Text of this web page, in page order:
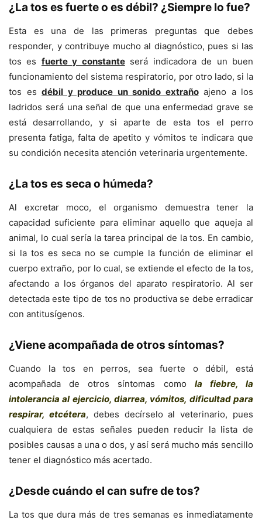
¿La tos es fuerte o es débil? ¿Siempre lo fue?
Esta es una de las primeras preguntas que debes
responder, y contribuye mucho al diagnóstico, pues si las
tos es fuerte y constanteserá indicadora de un buen
funcionamiento del sistema respiratorio, por otro lado, si la
tos es débil y produce un sonido extrañoajeno a los
ladridos será una señal de que una enfermedad grave se
está desarrollando, y si aparte de esta tos el perro
presenta fatiga, falta de apetito y vómitos te indicara que
su condición necesita atención veterinaria urgentemente.
¿La tos es seca o húmeda?
Al excretar moco, el organismo demuestra tener la
capacidad suficiente para eliminar aquello que aqueja al
animal, lo cual sería la tarea principal de la tos. En cambio,
si la tos es seca no se cumple la función de eliminar el
cuerpo extraño, por lo cual, se extiende el efecto de la tos,
afectando a los órganos del aparato respiratorio. Al ser
detectada este tipo de tos no productiva se debe erradicar
con antitusígenos.
¿Viene acompañada de otros síntomas?
Cuando la tos en perros, sea fuerte o débil, está
acompañada de otros síntomas como la fiebre, la
intolerancia al ejercicio, diarrea, vómitos, dificultad para
respirar, etcétera, debes decírselo al veterinario, pues
cualquiera de estas señales pueden reducir la lista de
posibles causas a una o dos, y así será mucho más sencillo
tener el diagnóstico más acertado.
¿Desde cuándo el can sufre de tos?
La tos que dura más de tres semanas es inmediatamente